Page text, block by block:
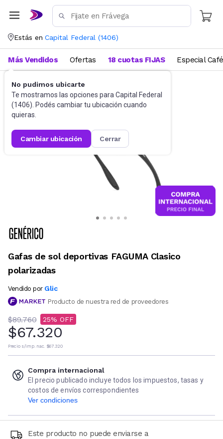
Estás en Capital Federal (1406)
No pudimos ubicarte
Te mostramos las opciones para Capital Federal
(1406). Podés cambiar tu ubicación cuando
quieras.
cambiar ubicación cerrar
Más Vendidos Ofertas 18 cuotas FIJAS Especial Café
Accesorios Anteojos de sol
Gafas de sol deportivas FAGUMA Clasico
polarizadas
Vendido por Glic
Producto de nuestra red de proveedores
$89.760 25
$67.320
Precio s/imp. nac. $67.320
Compra internacional
El precio publicado incluye todos los impuestos, tasas y
costos de envíos correspondientes
Ver condiciones
Este producto no puede enviarse a